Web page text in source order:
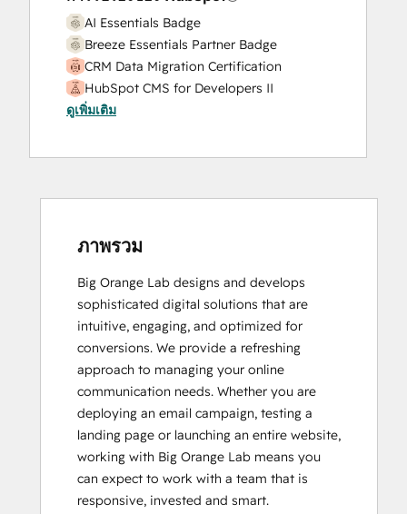
AI Essentials Badge
Breeze Essentials Partner Badge
CRM Data Migration Certification
HubSpot CMS for Developers II
HubSpot Implementation for Partners
Certification
Certification
Inbound Marketing
Social Media Marketing Certification
Course
ดูเพิ่มเติม
ภาพรวม
Big Orange Lab designs and develops
sophisticated digital solutions that are
intuitive, engaging, and optimized for
conversions. We provide a refreshing
approach to managing your online
communication needs. Whether you are
deploying an email campaign, testing a
landing page or launching an entire website,
working with Big Orange Lab means you
can expect to work with a team that is
responsive, invested and smart.